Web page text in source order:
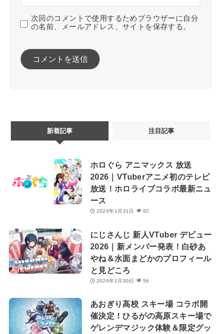
次回のコメントで使用するためブラウザーに自分
の名前、メールアドレス、サイトを保存する。
新着記事 注目記事
ホロぐら アニマックス 放送
2026｜VTuberアニメ初のテレビ
放送！ホロライブコラボ最新ニュ
ース
2026年1月31日 82
にじさんじ 新人VTuber デビュー
2026｜新メンバー発表！白砂あ
やね＆水面まどかのプロフィール
と見どころ
2026年1月30日 56
あおぎり高校 スキー場 コラボ開
催決定！ひるがの高原スキー場で
ゲレンデマジック体験＆限定グッ